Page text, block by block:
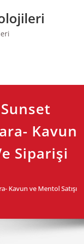
Kavun
Siparişi
Kavun ve Mentol Satışı